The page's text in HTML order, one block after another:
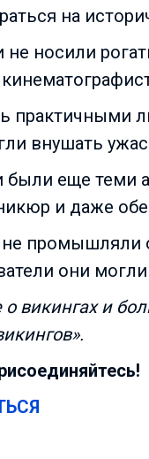
на
не носили
практичными
внушать
были еще теми
и даже
не
они
о викингах и